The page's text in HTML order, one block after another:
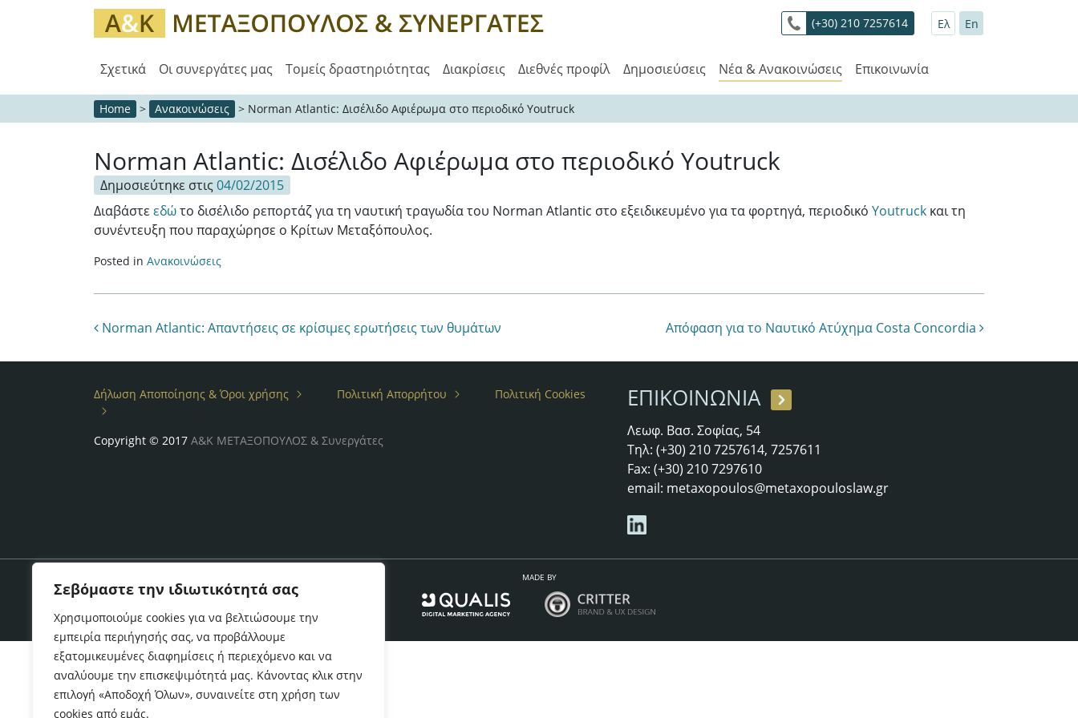
Σεβόμαστε την ιδιωτικότητά σας
Χρησιμοποιούμε cookies για να βελτιώσουμε την
εμπειρία περιήγησής σας, να προβάλλουμε
εξατομικευμένες διαφημίσεις ή περιεχόμενο και να
αναλύουμε την επισκεψιμότητά μας. Κάνοντας κλικ στην
επιλογή «Αποδοχή Όλων», συναινείτε στη χρήση των
cookies από εμάς.
(+30) 210 7257614 Ελ En
Σχετικά Οι συνεργάτες μας Τομείς δραστηριότητας Διακρίσεις Διεθνές προφίλ Δημοσιεύσεις Νέα & Ανακοινώσεις Επικοινωνία
Home > Ανακοινώσεις > Norman Atlantic: Δισέλιδο Αφιέρωμα στο περιοδικό Youtruck
Norman Atlantic: Δισέλιδο Αφιέρωμα στο περιοδικό Youtruck
Δημοσιεύτηκε στις 04/02/2015
Διαβάστε εδώτο δισέλιδο ρεπορτάζ για τη ναυτική τραγωδία του Norman Atlantic στο εξειδικευμένο για τα φορτηγά, περιοδικό Youtruck και τη
συνέντευξη που παραχώρησε ο Κρίτων Μεταξόπουλος.
Posted in Ανακοινώσεις
Post navigation
Norman Atlantic: Απαντήσεις σε κρίσιμες ερωτήσεις των θυμάτων Απόφαση για το Ναυτικό Ατύχημα Costa Concordia
Δήλωση Αποποίησης & Όροι χρήσης Πολιτική Απορρήτου Πολιτική Cookies
Copyright © 2017 Α&Κ ΜΕΤΑΞΟΠΟΥΛΟΣ & Συνεργάτες
ΕΠΙΚΟΙΝΩΝΙΑ
Λεωφ. Βασ. Σοφίας, 54
Τηλ: (+30) 210 7257614, 7257611
Fax: (+30) 210 7297610
email: metaxopoulos@metaxopouloslaw.gr
MADE BY